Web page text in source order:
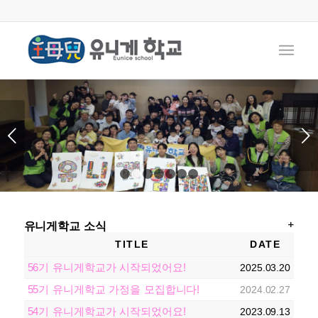
다음
1 2 3 4 5 6 7
유니게학교 소식
TITLE DATE
56기 유니게학교가 시작되었어요! 2025.03.20
55기 유니게학교 가정을 모집합니다! 2024.02.27
54기 유니게학교가 시작되었어요! 2023.09.13